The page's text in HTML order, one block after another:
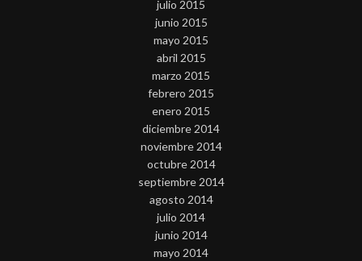
julio 2015
junio 2015
mayo 2015
abril 2015
marzo 2015
febrero 2015
enero 2015
diciembre 2014
noviembre 2014
octubre 2014
septiembre 2014
agosto 2014
julio 2014
junio 2014
mayo 2014